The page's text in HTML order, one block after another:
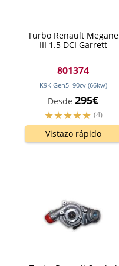
Turbo Renault Megane
III 1.5 DCI Garrett
801374
K9K Gen5 90cv (66kw)
Desde 295€
(4)
Vistazo rápido